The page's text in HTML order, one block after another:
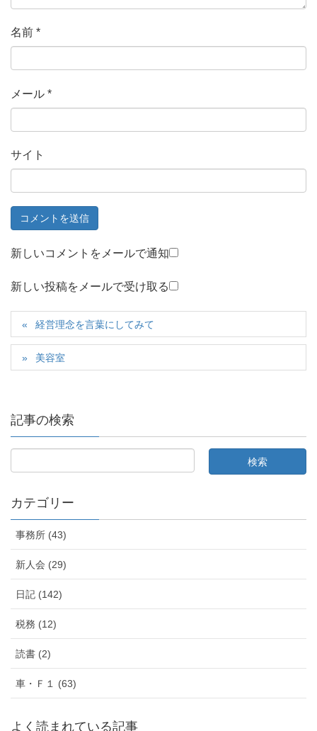
名前 *
メール *
サイト
新しいコメントをメールで通知
新しい投稿をメールで受け取る
経営理念を言葉にしてみて
美容室
記事の検索
カテゴリー
事務所 (43)
新人会 (29)
日記 (142)
税務 (12)
読書 (2)
車・Ｆ１ (63)
よく読まれている記事